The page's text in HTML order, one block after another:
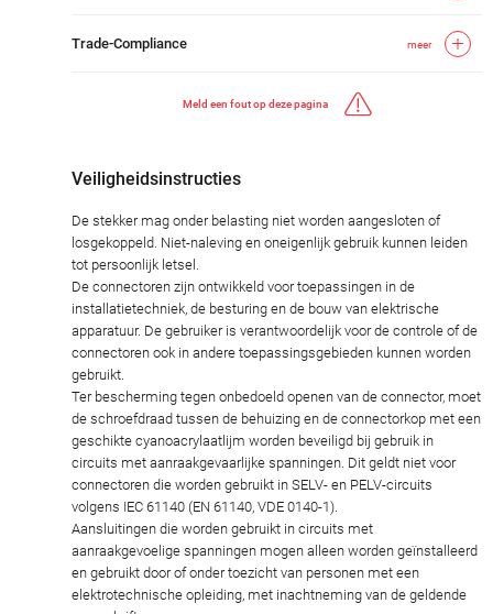
Trade-Compliance meer
Meld een fout op deze pagina
Veiligheidsinstructies
De stekker mag onder belasting niet worden aangesloten of
losgekoppeld. Niet-naleving en oneigenlijk gebruik kunnen leiden
tot persoonlijk letsel.
De connectoren zijn ontwikkeld voor toepassingen in de
installatietechniek, de besturing en de bouw van elektrische
apparatuur. De gebruiker is verantwoordelijk voor de controle of de
connectoren ook in andere toepassingsgebieden kunnen worden
gebruikt.
Ter bescherming tegen onbedoeld openen van de connector, moet
de schroefdraad tussen de behuizing en de connectorkop met een
geschikte cyanoacrylaatlijm worden beveiligd bij gebruik in
circuits met aanraakgevaarlijke spanningen. Dit geldt niet voor
connectoren die worden gebruikt in SELV- en PELV-circuits
volgens IEC 61140 (EN 61140, VDE 0140-1).
Aansluitingen die worden gebruikt in circuits met
aanraakgevoelige spanningen mogen alleen worden geïnstalleerd
en gebruikt door of onder toezicht van personen met een
elektrotechnische opleiding, met inachtneming van de geldende